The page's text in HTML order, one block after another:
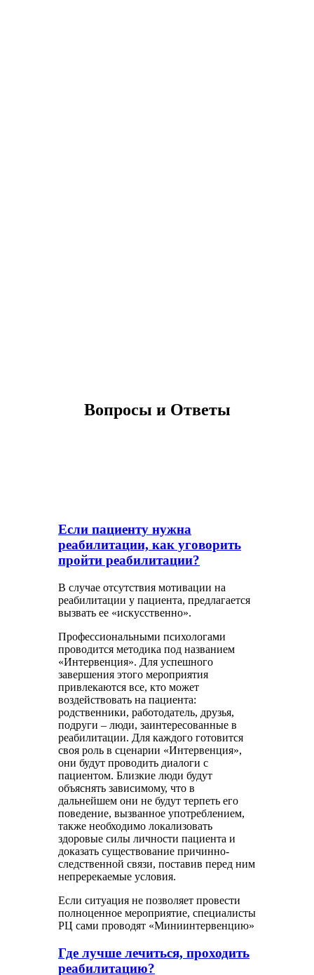
Вопросы и Ответы
Если пациенту нужна
реабилитации, как уговорить
пройти реабилитации?
В случае отсутствия мотивации на
реабилитации у пациента, предлагается
вызвать ее «искусственно».
Профессиональными психологами
проводится методика под названием
«Интервенция». Для успешного
завершения этого мероприятия
привлекаются все, кто может
воздействовать на пациента:
родственники, работодатель, друзья,
подруги – люди, заинтересованные в
реабилитации. Для каждого готовится
своя роль в сценарии «Интервенция»,
они будут проводить диалоги с
пациентом. Близкие люди будут
объяснять зависимому, что в
дальнейшем они не будут терпеть его
поведение, вызванное употреблением,
также необходимо локализовать
здоровые силы личности пациента и
доказать существование причинно-
следственной связи, поставив перед ним
непререкаемые условия.
Если ситуация не позволяет провести
полноценное мероприятие, специалисты
РЦ сами проводят «Миниинтервенцию»
Где лучше лечиться, проходить
реабилитацию?